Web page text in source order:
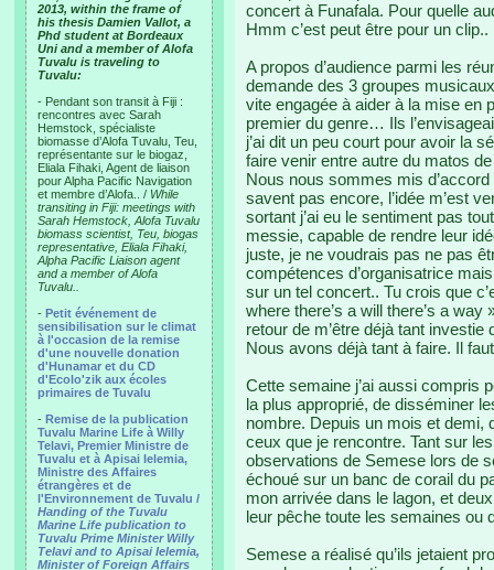
2013, within the frame of
his thesis Damien Vallot, a
Phd student at Bordeaux
Uni and a member of Alofa
Tuvalu is traveling to
Tuvalu:
- Pendant son transit à Fiji :
rencontres avec Sarah
Hemstock, spécialiste
biomasse d’Alofa Tuvalu, Teu,
représentante sur le biogaz,
Eliala Fihaki, Agent de liaison
pour Alpha Pacific Navigation
et membre d’Alofa.. / While
transiting in Fiji: meetings with
Sarah Hemstock, Alofa Tuvalu
biomass scientist, Teu, biogas
representative, Eliala Fihaki,
Alpha Pacific Liaison agent
and a member of Alofa
Tuvalu..
- Petit événement de
sensibilisation sur le climat
à l'occasion de la remise
d'une nouvelle donation
d'Hunamar et du CD
d'Ecolo'zik aux écoles
primaires de Tuvalu
- Remise de la publication
Tuvalu Marine Life à Willy
Telavi, Premier Ministre de
Tuvalu et à Apisai Ielemia,
Ministre des Affaires
étrangères et de
l'Environnement de Tuvalu /
Handing of the Tuvalu
Marine Life publication to
Tuvalu Prime Minister Willy
Telavi and to Apisai Ielemia,
Minister of Foreign Affairs
concert à Funafala. Pour quelle
Hmm c’est peut être pour un clip..
A propos d’audience parmi les
demande des 3 groupes
vite engagée à aider à la mise en
premier du genre… Ils
j’ai dit un peu court pour avoir la
faire venir entre autre du matos
Nous nous sommes mis
savent pas encore, l’idée m’est
sortant j’ai eu le sentiment pas
messie, capable de rendre leur
juste, je ne voudrais pas ne pas
compétences d’organisatrice
sur un tel concert.. Tu crois que
where there’s a will there’s a
retour de m’être déjà tant
Nous avons déjà tant à faire. Il
Cette semaine j’ai aussi compris
la plus approprié, de disséminer
nombre. Depuis un mois et demi,
ceux que je rencontre. Tant sur
observations de Semese lors de
échoué sur un banc de corail du
mon arrivée dans le lagon, et
leur pêche toute les semaines ou
Semese a réalisé qu’ils jetaient